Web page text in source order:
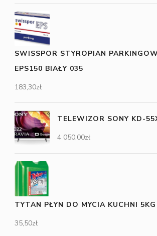
SWISSPOR STYROPIAN
EPS150 BIAŁY 035
183,30zł
TELEWIZOR SONY KD-
4 050,00zł
TYTAN PŁYN DO MYCIA KUCHNI
35,50zł